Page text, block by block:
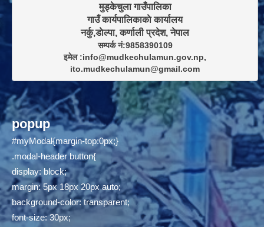
मुड्केचुला गाउँपालिका
गाउँ कार्यपालिकाकाे कार्यालय
सम्पर्क नं:9858390109
इमेल :info@mudkechulamun.gov.np,
ito.mudkechulamun@gmail.com
popup
#myModal{margin-top:0px;}
.modal-header button{
display: block;
margin: 5px 18px 20px auto;
background-color: transparent;
font-size: 30px;